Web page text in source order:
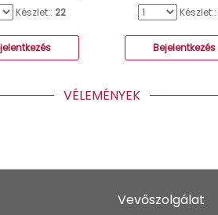
Készlet:: 22
Készlet::
Bejelentkezés
VÉLEMÉNYEK
Vevőszolgálat